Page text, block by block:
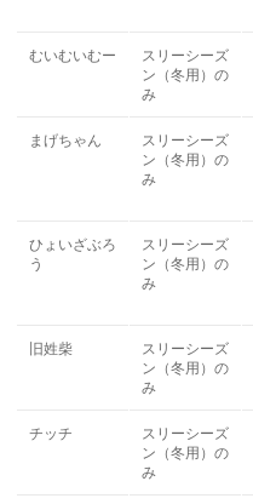
むいむいむー
スリーシーズ
ン（冬用）の
み
まげちゃん
スリーシーズ
ン（冬用）の
み
ひょいざぶろ
う
スリーシーズ
ン（冬用）の
み
旧姓柴
スリーシーズ
ン（冬用）の
み
チッチ
スリーシーズ
ン（冬用）の
み